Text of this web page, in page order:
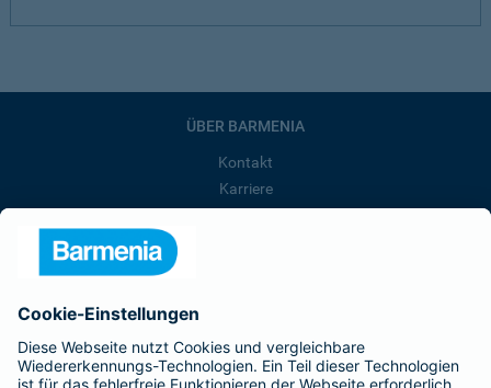
ÜBER BARMENIA
Kontakt
Karriere
Barmenia ist Teil der BarmeniaGothaer
BELIEBTE SEITEN